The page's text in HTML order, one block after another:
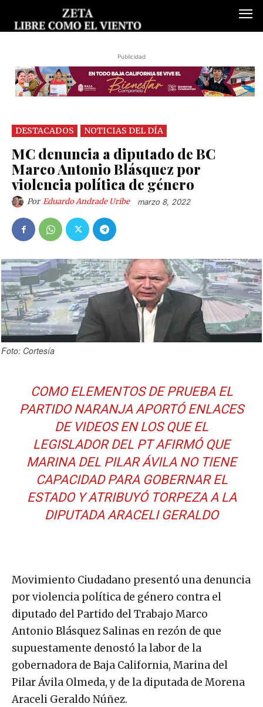
Publicidad
DESTACADOS NOTICIAS DEL DÍA
MC denuncia a diputado de BC
Marco Antonio Blásquez por
violencia política de género
Por Eduardo Andrade Uribe marzo 8, 2022
Foto: Cortesía
COMO ELEMENTOS DE PRUEBA EL
PARTIDO NARANJA APORTÓ ENLACES
DE VIDEOS EN LOS QUE EL
LEGISLADOR DEL PT AFIRMÓ QUE
MARINA DEL PILAR ÁVILA NO TIENE
CAPACIDAD PARA GOBERNAR EL
ESTADO Y ATRIBUYÓ TORPEZA A LA
DIPUTADA ARACELI GERALDO
Movimiento Ciudadano presentó una denuncia
por violencia política de género contra el
diputado del Partido del Trabajo Marco
Antonio Blásquez Salinas en rezón de que
supuestamente denostó la labor de la
gobernadora de Baja California, Marina del
Pilar Ávila Olmeda, y de la diputada de Morena
Araceli Geraldo Núñez.